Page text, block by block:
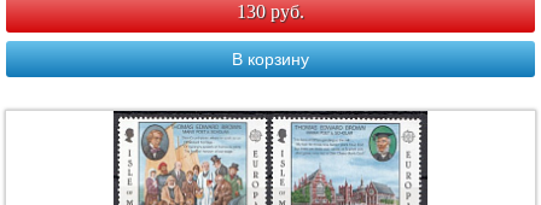
130 руб.
В корзину